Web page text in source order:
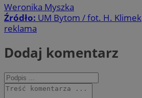
Weronika Myszka
Źródło: UM Bytom / fot. H. Klimek
reklama
Dodaj komentarz